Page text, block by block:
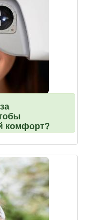
комфорт?